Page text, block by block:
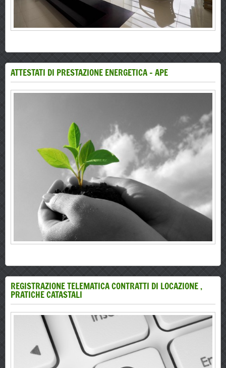
ATTESTATI DI PRESTAZIONE ENERGETICA - APE
REGISTRAZIONE TELEMATICA CONTRATTI DI LOCAZIONE ,
PRATICHE CATASTALI